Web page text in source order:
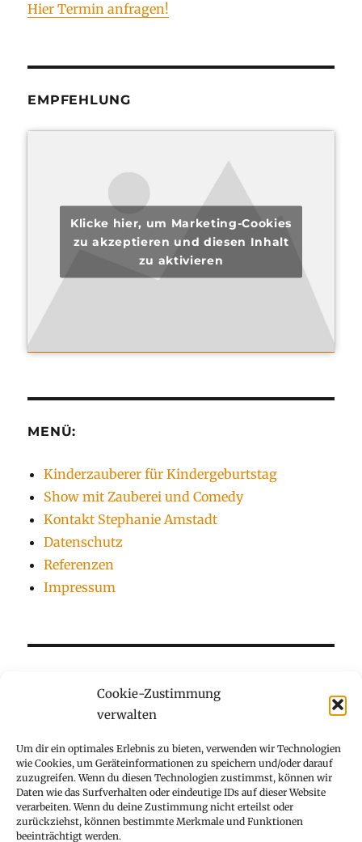
Cookie-Zustimmung
verwalten
Um dir ein optimales Erlebnis zu bieten, verwenden wir Technologien
wie Cookies, um Geräteinformationen zu speichern und/oder darauf
zuzugreifen. Wenn du diesen Technologien zustimmst, können wir
Daten wie das Surfverhalten oder eindeutige IDs auf dieser Website
verarbeiten. Wenn du deine Zustimmung nicht erteilst oder
zurückziehst, können bestimmte Merkmale und Funktionen
beeinträchtigt werden.
Hier Termin anfragen!
EMPFEHLUNG
Klicke hier, um Marketing-Cookies
zu akzeptieren und diesen Inhalt
zu aktivieren
MENÜ:
Kinderzauberer für Kindergeburtstag
Show mit Zauberei und Comedy
Kontakt Stephanie Amstadt
Datenschutz
Referenzen
Impressum
Show mit Zauberei und Comedy
Kontakt Stephanie Amstadt